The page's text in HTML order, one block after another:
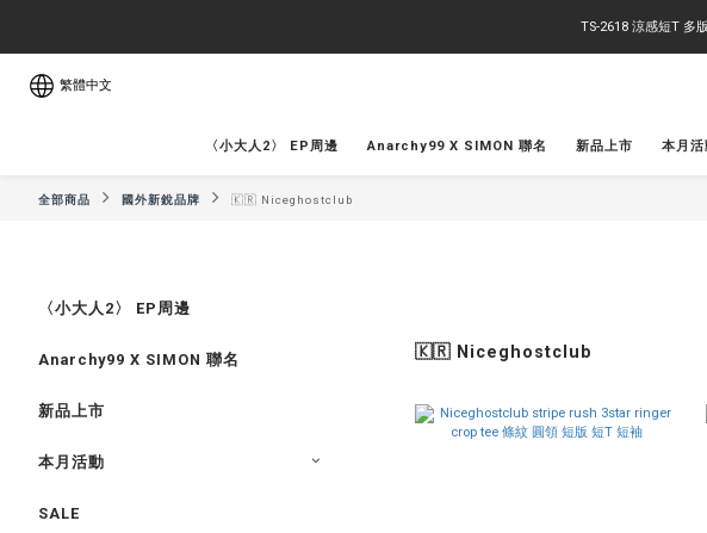
TS-2618 涼感短T 多
繁體中文
〈小大人2〉 EP周邊 Anarchy99 X SIMON 聯名 新品上市 本月活
全部商品 國外新銳品牌 🇰🇷 Niceghostclub
〈小大人2〉 EP周邊
Anarchy99 X SIMON 聯名
新品上市
本月活動
SALE
🇰🇷 Niceghostclub